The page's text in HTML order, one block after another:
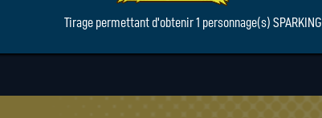
Tirage permettant d'obtenir 1 personnage(s) SPARKING.